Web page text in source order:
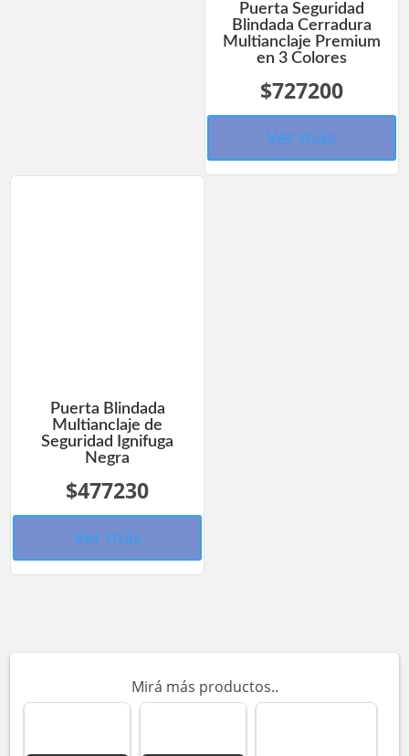
Puerta Seguridad
Blindada Cerradura
Multianclaje Premium
en 3 Colores
$727200
Ver más
Puerta Blindada
Multianclaje de
Seguridad Ignifuga
Negra
$477230
Ver más
Mirá más productos..